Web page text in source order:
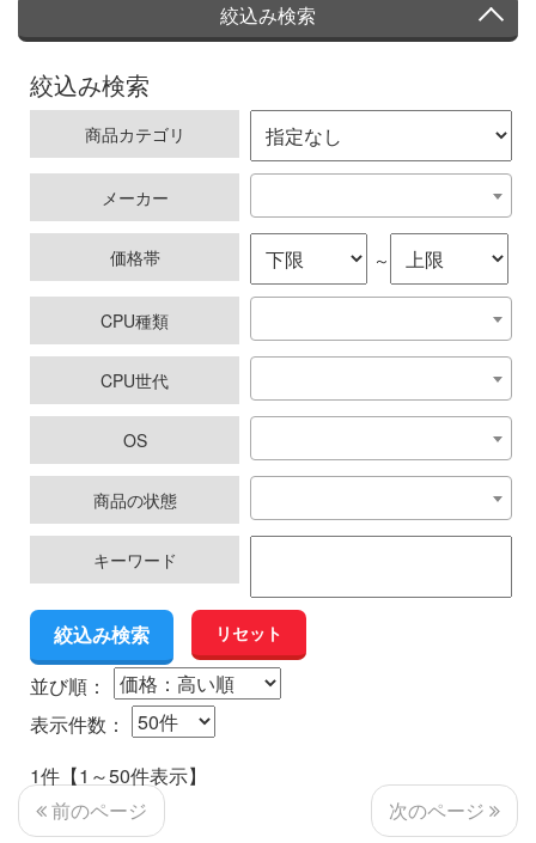
絞込み検索
絞込み検索
商品カテゴリ
メーカー
価格帯 ～
CPU種類
CPU世代
OS
商品の状態
キーワード
リセット
並び順：
表示件数：
1件【1～50件表示】
前のページ 次のページ